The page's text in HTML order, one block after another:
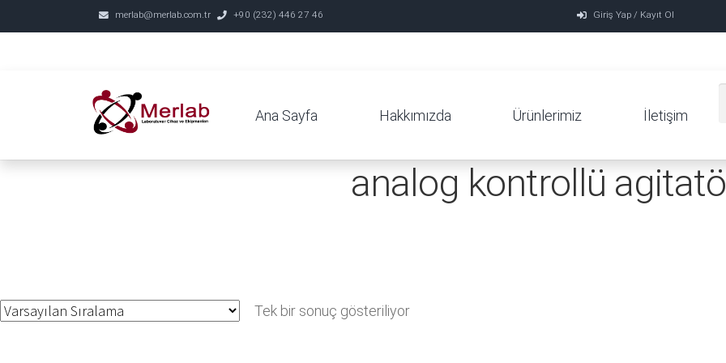
merlab@merlab.com.tr +90 (232) 446 27 46 Giriş Yap / Kayıt Ol
Ana Sayfa Hakkımızda Ürünlerimiz İletişim
analog kontrollü
Tek bir sonuç gösteriliyor